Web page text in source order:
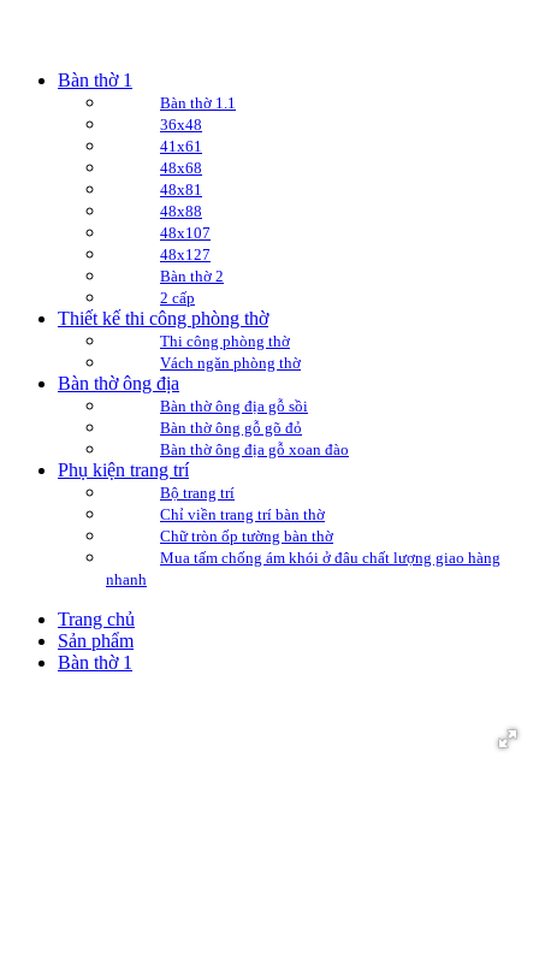
Bàn thờ 1
Bàn thờ 1.1
36x48
41x61
48x68
48x81
48x88
48x107
48x127
Bàn thờ 2
2 cấp
Thiết kế thi công phòng thờ
Thi công phòng thờ
Vách ngăn phòng thờ
Bàn thờ ông địa
Bàn thờ ông địa gỗ sồi
Bàn thờ ông gỗ gõ đỏ
Bàn thờ ông địa gỗ xoan đào
Phụ kiện trang trí
Bộ trang trí
Chỉ viền trang trí bàn thờ
Chữ tròn ốp tường bàn thờ
Mua tấm chống ám khói ở đâu chất lượng giao hàng
nhanh
Trang chủ
Sản phẩm
Bàn thờ 1